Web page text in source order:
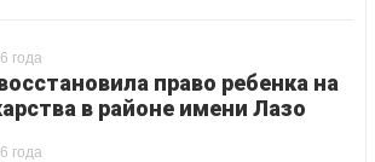
года
право ребенка на
в районе имени Лазо
года